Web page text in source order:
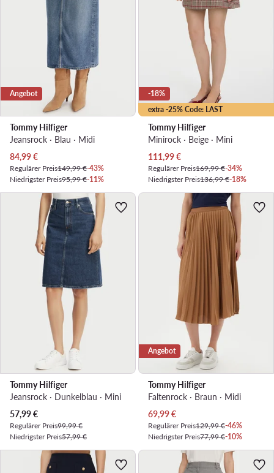
Angebot
Tommy Hilfiger
Jeansrock · Blau · Midi
Aktueller Preis
84,99€
Regulärer Preis149,99 €-43%
Niedrigster Preis95,99 €-11%
extra -25% Code: LAST
-18%
Tommy Hilfiger
Minirock · Beige · Mini
Aktueller Preis
111,99€
Regulärer Preis169,99 €-34%
Niedrigster Preis136,99 €-18%
Tommy Hilfiger
Jeansrock · Dunkelblau · Mini
Aktueller Preis
57,99€
Regulärer Preis99,99 €
Niedrigster Preis57,99 €
Angebot
Tommy Hilfiger
Faltenrock · Braun · Midi
Aktueller Preis
69,99€
Regulärer Preis129,99 €-46%
Niedrigster Preis77,99 €-10%